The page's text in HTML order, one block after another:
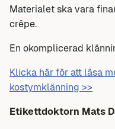
Materialet ska vara
crêpe.
En okomplicerad
Klicka här för att läsa
kostymklänning >>
Etikettdoktorn Mats